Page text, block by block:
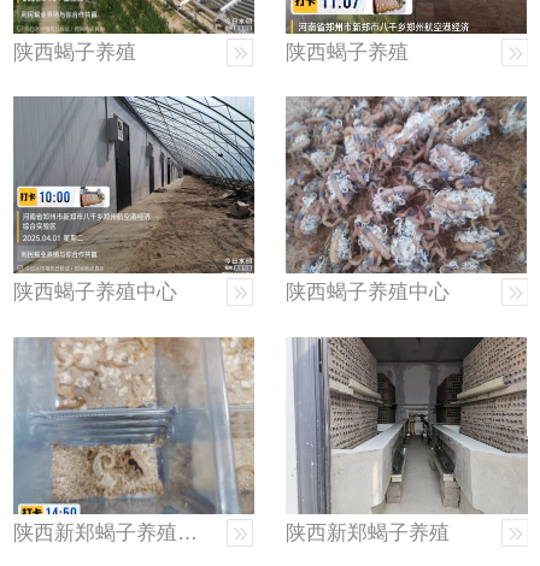
陕西蝎子养殖 陕西蝎子养殖
陕西蝎子养殖中心 陕西蝎子养殖中心
陕西新郑蝎子养殖厂家 陕西新郑蝎子养殖